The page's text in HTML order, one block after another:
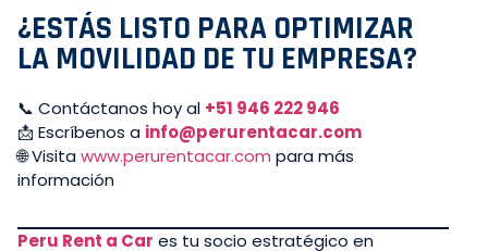
¿ESTÁS LISTO PARA OPTIMIZAR
LA MOVILIDAD DE TU EMPRESA?
📞 Contáctanos hoy al +51 946 222 946
📩 Escríbenos a info@perurentacar.com
🌐 Visitawww.perurentacar.com para más
información
Peru Rent a Car es tu socio estratégico en